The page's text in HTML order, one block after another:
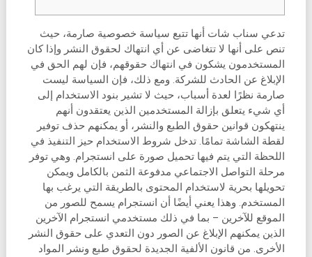
تدعي سناب شات أنها تتبع سياسة خصوصية صارمة، حيث
تنص على أنها لا تتغاضى عن أي انتهاك لحقوق النشر وإذا كان
المستخدمون يشكون في انتهاك حقوقهم، فإن لهم الحق في
الإبلاغ عن الحادث للشركة. ومع ذلك، فإن السياسة ليست
صارمة نظرًا لعدة أسباب، حيث لا تشير بنود الاستخدام إلى
أي شيء يتعلق بإزالة المستخدمين الذين يعتقدون أنهم
ينتهكون قوانين حقوق الطبع والنشر، أو يمكنهم حذف توفير
لقطة الشاشة تمامًا. تدخل شروط الاستخدام حيز التنفيذ في
اللحظة التي يتم فيها تحميل صورة على انستجرام. وهي توفر
مرحلة التواصل الاجتماعي مدفوعة الثمن بالكامل ويمكن
تحويلها بحرية لاستخدام المحتوى بالطريقة التي يرغب بها
المستخدم. وهذا يعني أيضًا أن انستجرام يسمح للصور من
الموقع للآخرين – بما في ذلك مستخدمي انستجرام الآخرين
الذين يمكنهم الإبلاغ عن الصور دون التعدي على حقوق النشر
الأخرى. من قانون الألفية الجديدة لحقوق طبع ونشر المواد